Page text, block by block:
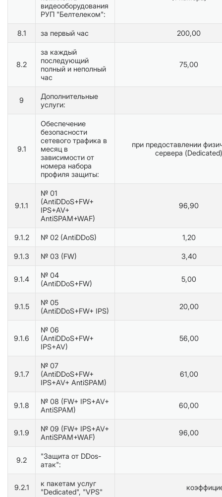
видеооборудования
РУП "Белтелеком":
8.1 за первый час 200,00
8.2
за каждый
последующий
полный и неполный
час
75,00
9
Дополнительные
услуги:
9.1
Обеспечение
безопасности
сетевого трафика в
месяц в
зависимости от
номера набора
профиля защиты:
при предоставлении
сервера (Dedicated)
9.1.1
№ 01
(AntiDDoS+FW+
IPS+AV+
AntiSPAM+WAF)
96,90
9.1.2 № 02 (AntiDDoS) 1,20
9.1.3 № 03 (FW) 3,40
9.1.4
№ 04
(AntiDDoS+FW)
5,00
9.1.5
№ 05
(AntiDDoS+FW+ IPS)
20,00
9.1.6
№ 06
(AntiDDoS+FW+
IPS+AV)
56,00
9.1.7
№ 07
(AntiDDoS+FW+
IPS+AV+ AntiSPAM)
61,00
9.1.8
№ 08 (FW+ IPS+AV+
AntiSPAM)
60,00
9.1.9
№ 09 (FW+ IPS+AV+
AntiSPAM+WAF)
96,00
9.2
"Защита от DDos-
атак":
9.2.1
к пакетам услуг
"Dedicated", "VPS"